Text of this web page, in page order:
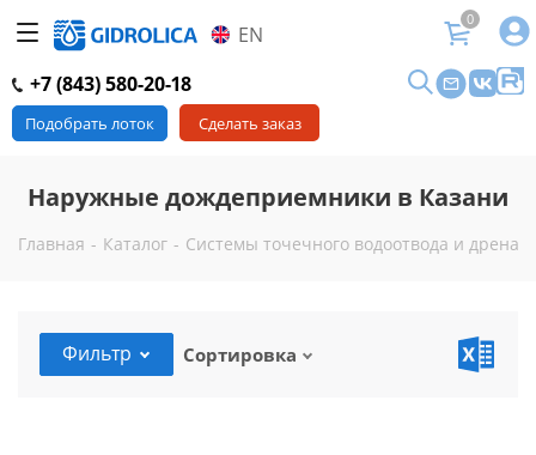
EN
0
+7 (843) 580-20-18
Подобрать лоток Сделать заказ
Наружные дождеприемники в Казани
Главная - Каталог - Системы точечного водоотвода и
Фильтр Сортировка